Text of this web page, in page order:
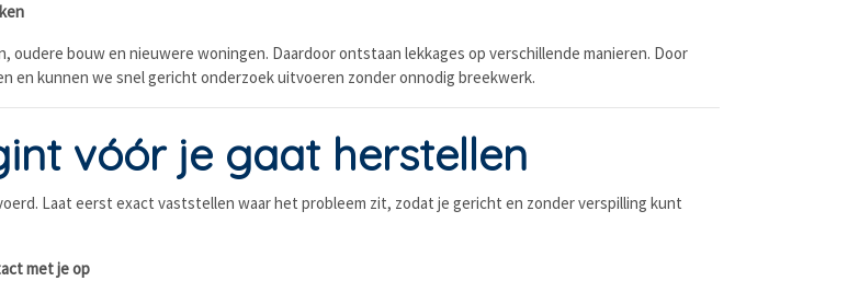
bouw en nieuwere woningen. Daardoor ontstaan lekkages op verschillende manieren. Door
en kunnen we snel gericht onderzoek uitvoeren zonder onnodig breekwerk.
vóór je gaat herstellen
Laat eerst exact vaststellen waar het probleem zit, zodat je gericht en zonder verspilling kunt
met je op